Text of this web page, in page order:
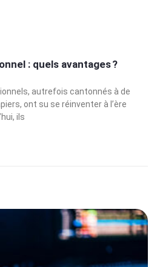
: quels avantages ?
autrefois cantonnés à de
ont su se réinventer à l’ère
ils